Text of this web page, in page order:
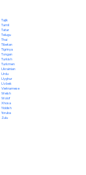
Tajik
Tamil
Tatar
Telugu
Thai
Tibetan
Tigrinya
Tongan
Turkish
Turkmen
Ukrainian
Urdu
Uyghur
Uzbek
Vietnamese
Welsh
Wolof
Xhosa
Yiddish
Yoruba
Zulu